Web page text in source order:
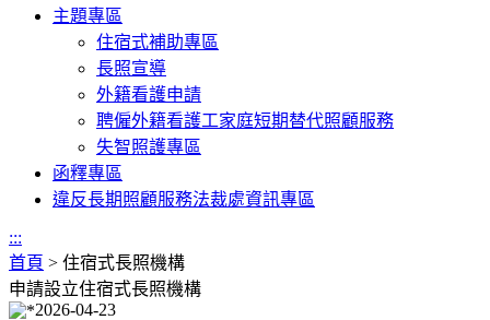
主題專區
住宿式補助專區
長照宣導
外籍看護申請
聘僱外籍看護工家庭短期替代照顧服務
失智照護專區
函釋專區
違反長期照顧服務法裁處資訊專區
:::
首頁 > 住宿式長照機構
申請設立住宿式長照機構
2026-04-23